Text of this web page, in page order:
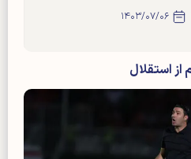
۱۴۰۳/۰۷/۰۶
از استقلال